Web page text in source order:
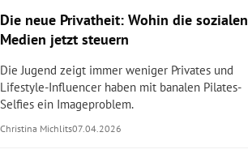
Die neue Privatheit: Wohin die sozialen
Medien jetzt steuern
Die Jugend zeigt immer weniger Privates und
Lifestyle-Influencer haben mit banalen Pilates-
Selfies ein Imageproblem.
Christina Michlits07.04.2026